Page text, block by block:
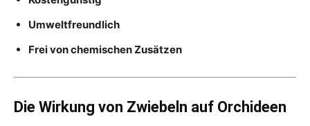
Umweltfreundlich
Frei von chemischen Zusätzen
Die Wirkung von Zwiebeln auf Orchideen